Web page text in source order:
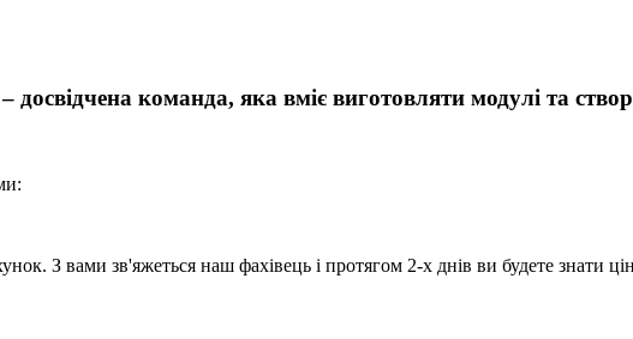
команда, яка вміє виготовляти модулі та
З вами зв'яжеться наш фахівець і протягом 2-х днів ви будете знати